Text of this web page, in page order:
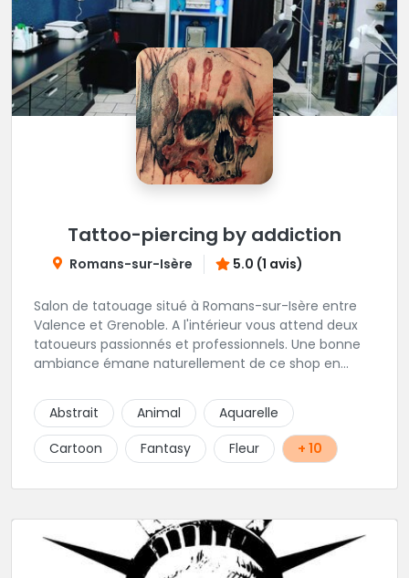
Tattoo-piercing by addiction
Romans-sur-Isère 5.0 (1 avis)
Salon de tatouage situé à Romans-sur-Isère entre
Valence et Grenoble. A l'intérieur vous attend deux
tatoueurs passionnés et professionnels. Une bonne
ambiance émane naturellement de ce shop en
Abstrait
Animal
Aquarelle
Cartoon
Fantasy Fleur + 10